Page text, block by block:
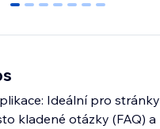
0 1 2 3 4 5 6
Ideální pro stránky
kladené otázky (FAQ) a